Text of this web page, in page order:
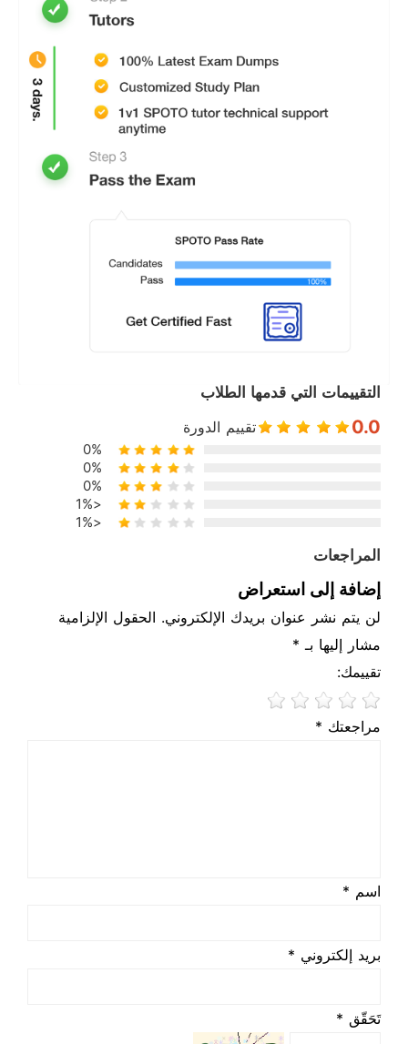
مدير تكنولوجيا المعلومات (تكنولوجيا المعلومات)
مهندس النظم (شبكات الكمبيوتر / تكنولوجيا المعلومات)
بعد الشراء ، سوف نتأكد من حصولك على مواد امتحان
طالما اجتازت الاختبار في غضون ثلاثة إلى خمسة أيام ،
يكفي الإجابة على التمارين بشكل صحيح والإجابات
الصحيحة. "
التقييمات التي قدمها الطلاب
0.0 تقييم الدورة
0%
0%
0%
<1%
<1%
المراجعات
إضافة إلى استعراض
لن يتم نشر عنوان بريدك الإلكتروني. الحقول الإلزامية
مشار إليها بـ *
تقييمك:
مراجعتك *
اسم *
بريد إلكتروني *
تَحَقّق *